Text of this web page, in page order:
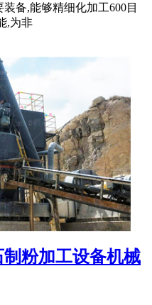
备,能够精细化加工600目
,为非
粉加工设备机械